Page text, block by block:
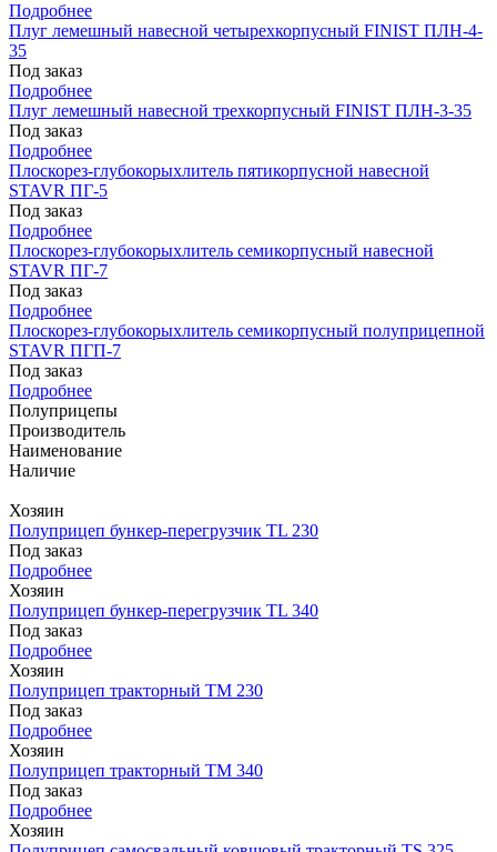
Подробнее
Плуг лемешный навесной четырехкорпусный FINIST ПЛН-4-
35
Под заказ
Подробнее
Плуг лемешный навесной трехкорпусный FINIST ПЛН-3-35
Под заказ
Подробнее
Плоскорез-глубокорыхлитель пятикорпусной навесной
STAVR ПГ-5
Под заказ
Подробнее
Плоскорез-глубокорыхлитель семикорпусный навесной
STAVR ПГ-7
Под заказ
Подробнее
Плоскорез-глубокорыхлитель семикорпусный полуприцепной
STAVR ПГП-7
Под заказ
Подробнее
Полуприцепы
Производитель
Наименование
Наличие
Хозяин
Полуприцеп бункер-перегрузчик TL 230
Под заказ
Подробнее
Хозяин
Полуприцеп бункер-перегрузчик TL 340
Под заказ
Подробнее
Хозяин
Полуприцеп тракторный TM 230
Под заказ
Подробнее
Хозяин
Полуприцеп тракторный TM 340
Под заказ
Подробнее
Хозяин